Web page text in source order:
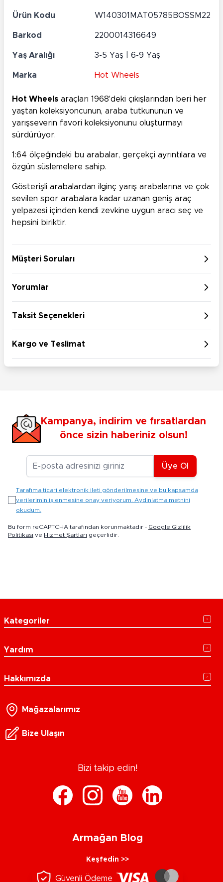
Ürün Kodu W140301MAT05785BOSSM22
Barkod 2200014316649
Yaş Aralığı 3-5 Yaş | 6-9 Yaş
Marka Hot Wheels
Hot Wheels araçları 1968'deki çıkışlarından beri her
yaştan koleksiyoncunun, araba tutkununun ve
yarışseverin favori koleksiyonunu oluşturmayı
sürdürüyor.
1:64 ölçeğindeki bu arabalar, gerçekçi ayrıntılara ve
özgün süslemelere sahip.
Gösterişli arabalardan ilginç yarış arabalarına ve çok
sevilen spor arabalara kadar uzanan geniş araç
yelpazesi içinden kendi zevkine uygun aracı seç ve
hepsini biriktir.
Müşteri Soruları
Yorumlar
Taksit Seçenekleri
Kargo ve Teslimat
Kampanya, indirim ve fırsatlardan
önce sizin haberiniz olsun!
E-posta Adresiniz
Üye Ol
Tarafıma ticari elektronik ileti gönderilmesine ve bu kapsamda
verilerimin işlenmesine onay veriyorum. Aydınlatma metnini
okudum.
Bu form reCAPTCHA tarafından korunmaktadır - Google Gizlilik
Politikası ve Hizmet Şartları geçerlidir.
Kategoriler
Yardım
Hakkımızda
Mağazalarımız
Bize Ulaşın
Bizi takip edin!
Armağan Blog
Keşfedin >>
Güvenli Ödeme